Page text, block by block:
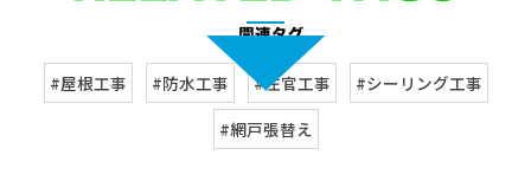
#屋根工事 #防水工事 #左官工事
#シーリング工事
#網戸張替え